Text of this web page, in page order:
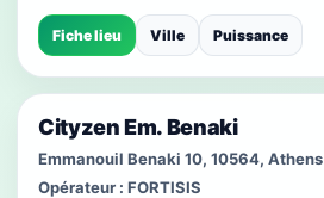
Fiche lieu Ville Puissance
Cityzen Em. Benaki
Emmanouil Benaki 10, 10564, Athens
Opérateur : FORTISIS